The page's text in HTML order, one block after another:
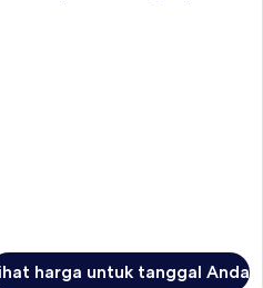
harga untuk tanggal Anda